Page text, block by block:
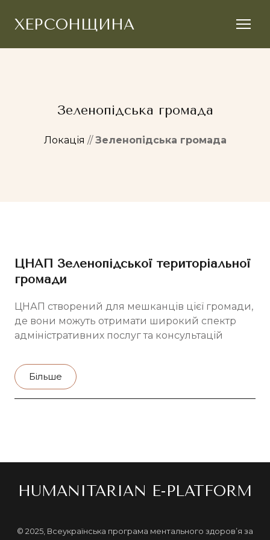
ХЕРСОНЩИНА
Зеленопідська громада
Локація //Зеленопідська громада
ЦНАП Зеленопідської територіальної
громади
ЦНАП створений для мешканців цієї громади,
де вони можуть отримати широкий спектр
адміністративних послуг та консультацій
Більше
HUMANITARIAN E-PLATFORM
© 2025, Всеукраїнська програма ментального здоров’я за